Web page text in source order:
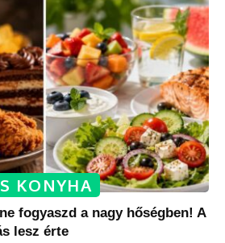
KONYHA
fogyaszd a nagy hőségben! A
lesz érte